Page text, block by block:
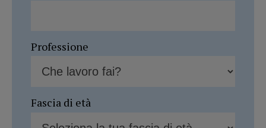
Professione
Fascia di età